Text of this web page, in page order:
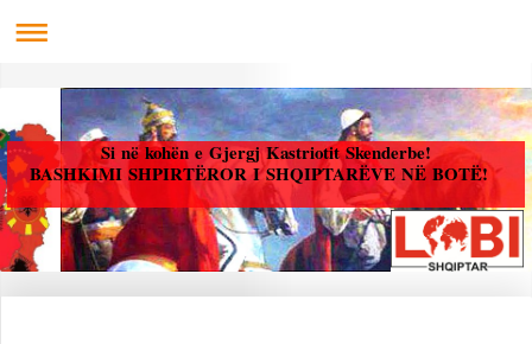
Si në kohën e Gjergj Kastriotit Skenderbe!
BASHKIMI SHPIRTËROR I SHQIPTARËVE NË BOTË!